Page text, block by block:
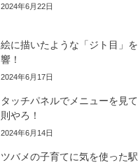
2024年6月22日
絵に描いたような「ジト目」
響！
2024年6月17日
タッチパネルでメニューを見
則やろ！
2024年6月14日
ツバメの子育てに気を使った